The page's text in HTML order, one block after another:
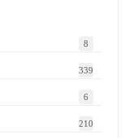
8
339
6
210